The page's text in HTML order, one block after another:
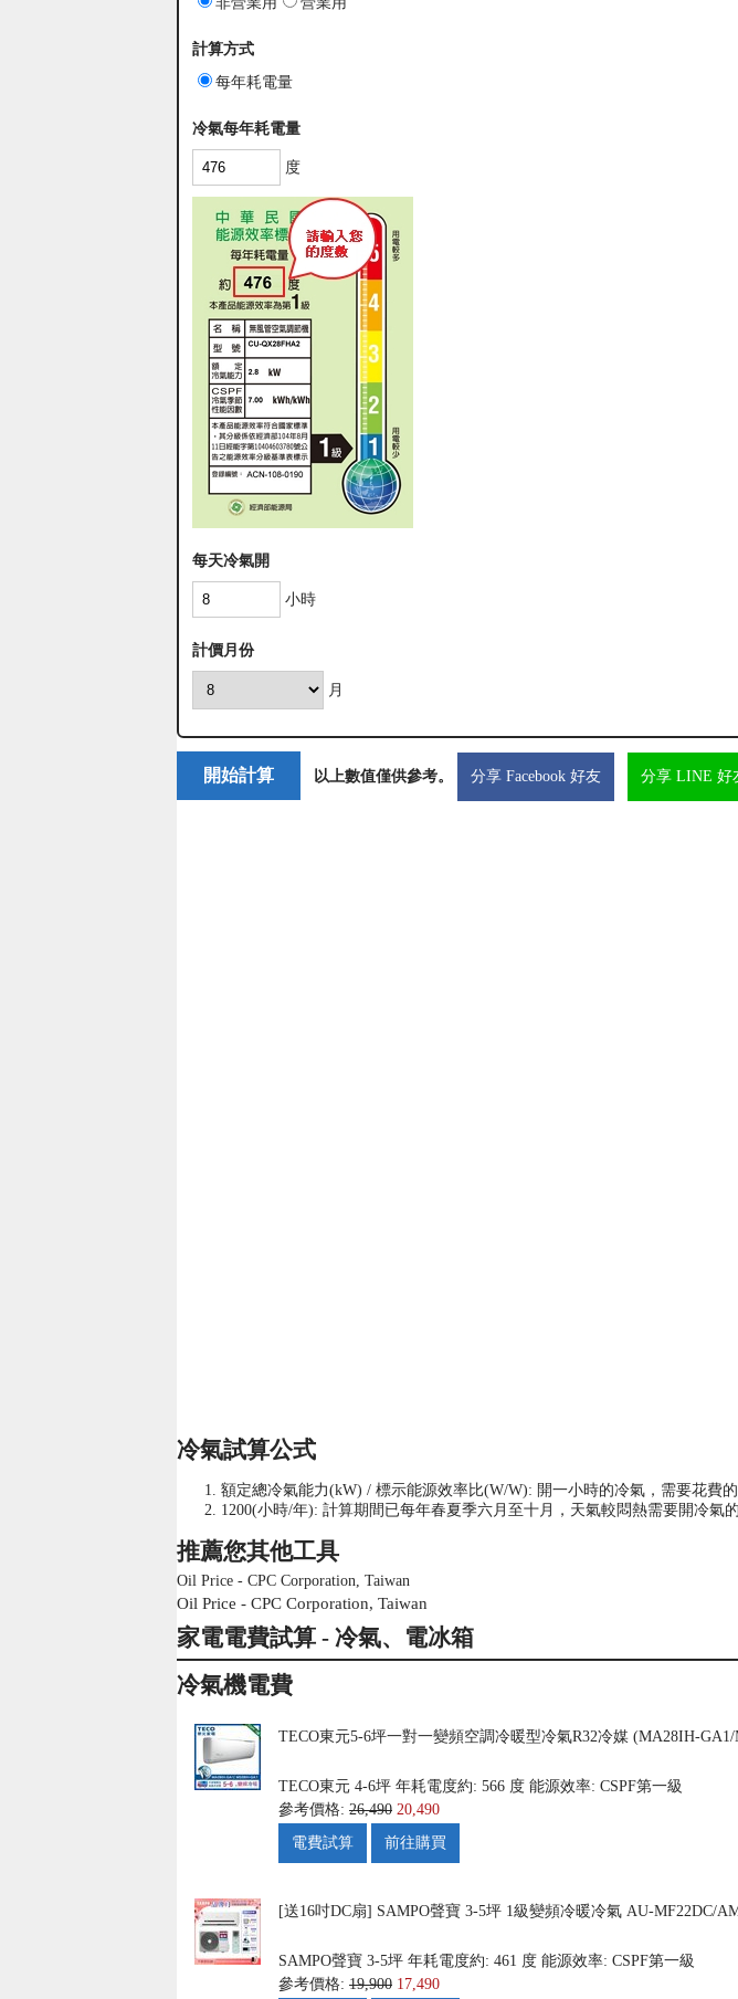
計算方式
每年耗電量
冷氣每年耗電量
度
每天冷氣開
小時
計價月份
月
以上數值僅供參考。 分享 Facebook 好友 分享 LINE 好
冷氣試算公式
額定總冷氣能力(kW) / 標示能源效率比(W/W): 開一小時的冷氣，需要花費的
1200(小時/年): 計算期間已每年春夏季六月至十月，天氣較悶熱需要開冷氣
推薦您其他工具
Oil Price - CPC Corporation, Taiwan
Oil Price - CPC Corporation, Taiwan
家電電費試算 - 冷氣、電冰箱
冷氣機電費
TECO東元5-6坪一對一變頻空調冷暖型冷氣R32冷媒 (MA28IH-GA1/
TECO東元 4-6坪 年耗電度約: 566 度 能源效率: CSPF第一級
參考價格: 26,490 20,490
電費試算
前往購買
[送16吋DC扇] SAMPO聲寶 3-5坪 1級變頻冷暖冷氣 AU-MF22DC/
SAMPO聲寶 3-5坪 年耗電度約: 461 度 能源效率: CSPF第一級
參考價格: 19,900 17,490